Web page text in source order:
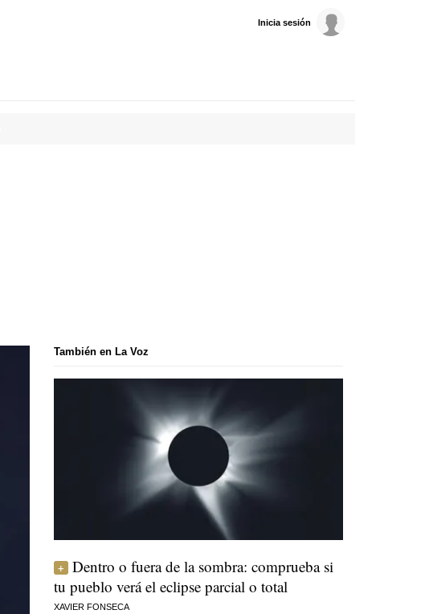
Inicia sesión
También en La Voz
Dentro o fuera de la sombra: comprueba si
tu pueblo verá el eclipse parcial o total
XAVIER FONSECA